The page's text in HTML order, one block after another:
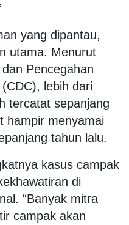
yang dipantau,
utama. Menurut
Pencegahan
lebih dari
tercatat sepanjang
hampir menyamai
tahun lalu.
kasus campak
di
“Banyak mitra
campak akan